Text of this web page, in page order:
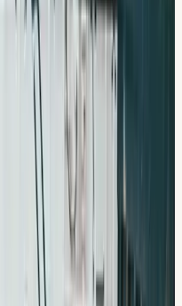
STR Guldmedlem
4,8 / 5 på Google
för dig som bor eller
ligger i Hallunda
omgivande områden.
elever ta körkort, med
och flexibla upplägg